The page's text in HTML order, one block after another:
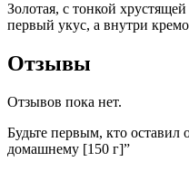
Золотая, с тонкой
первый укус, а внутри
Отзывы
Отзывов пока нет.
Будьте первым, кто оставил
домашнему [150 г]”